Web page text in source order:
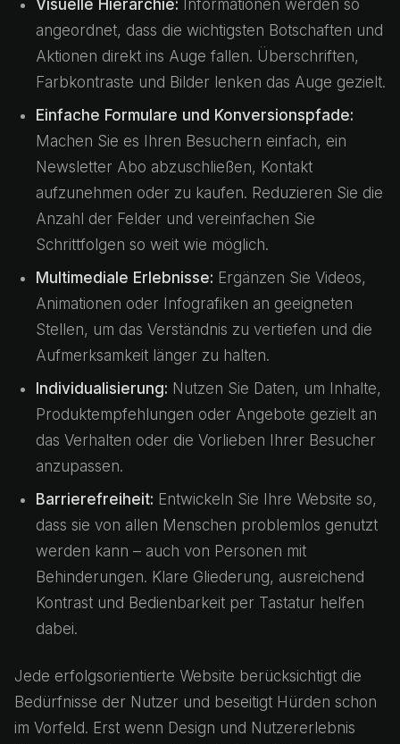
Visuelle Hierarchie: Informationen werden so
angeordnet, dass die wichtigsten Botschaften und
Aktionen direkt ins Auge fallen. Überschriften,
Farbkontraste und Bilder lenken das Auge gezielt.
Einfache Formulare und Konversionspfade:
Machen Sie es Ihren Besuchern einfach, ein
Newsletter Abo abzuschließen, Kontakt
aufzunehmen oder zu kaufen. Reduzieren Sie die
Anzahl der Felder und vereinfachen Sie
Schrittfolgen so weit wie möglich.
Multimediale Erlebnisse: Ergänzen Sie Videos,
Animationen oder Infografiken an geeigneten
Stellen, um das Verständnis zu vertiefen und die
Aufmerksamkeit länger zu halten.
Individualisierung: Nutzen Sie Daten, um Inhalte,
Produktempfehlungen oder Angebote gezielt an
das Verhalten oder die Vorlieben Ihrer Besucher
anzupassen.
Barrierefreiheit: Entwickeln Sie Ihre Website so,
dass sie von allen Menschen problemlos genutzt
werden kann – auch von Personen mit
Behinderungen. Klare Gliederung, ausreichend
Kontrast und Bedienbarkeit per Tastatur helfen
dabei.
Jede erfolgsorientierte Website berücksichtigt die
Bedürfnisse der Nutzer und beseitigt Hürden schon
im Vorfeld. Erst wenn Design und Nutzererlebnis